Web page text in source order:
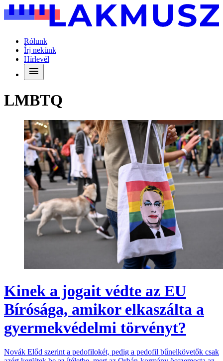
Rólunk
Írj nekünk
Hírlevél
LMBTQ
Kinek a jogait védte az EU
Bírósága, amikor elkaszálta a
gyermekvédelmi törvényt?
Novák Előd szerint a pedofilokét, pedig a pedofil bűnelkövetők csak